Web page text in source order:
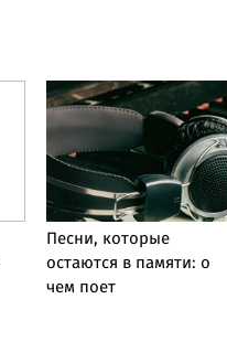
Песни, которые
остаются в памяти: о
чем поет